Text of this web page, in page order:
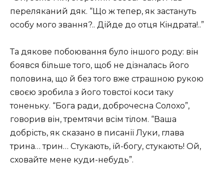
переляканий дяк. “Що ж тепер, як застануть
особу мого звання?.. Дійде до отця Кіндрата!..”
Та дякове побоювання було іншого роду: він
боявся більше того, щоб не дізналась його
половина, що й без того вже страшною рукою
своєю зробила з його товстої коси таку
тоненьку. “Бога ради, доброчесна Солохо”,
говорив він, тремтячи всім тілом. “Ваша
добрість, як сказано в писанії Луки, глава
трина… трин… Стукають, їй-богу, стукають! Ой,
сховайте мене куди-небудь”.